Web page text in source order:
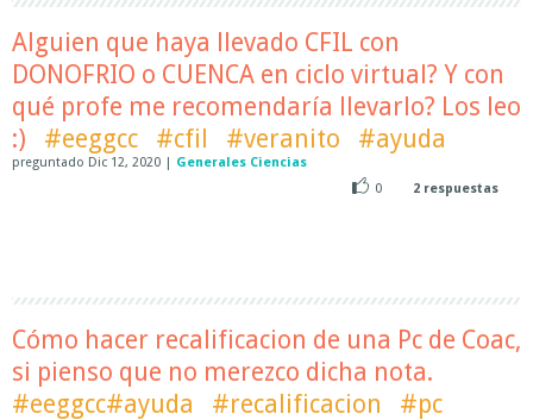
Alguien que haya llevado CFIL con
DONOFRIO o CUENCA en ciclo virtual? Y con
qué profe me recomendaría llevarlo? Los leo
:)
#eeggcc #cfil #veranito #ayuda
preguntado Dic 12, 2020 | Generales Ciencias
0
2 respuestas
Cómo hacer recalificacion de una Pc de Coac,
si pienso que no merezco dicha nota.
#eeggcc#ayuda
#recalificacion
#pc